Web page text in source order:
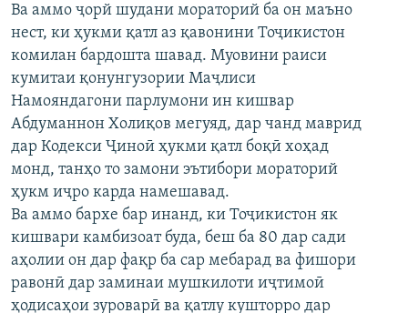
Ва аммо ҷорй шудани мораторий ба он маъно
нест, ки ҳукми қатл аз қавонини Тоҷикистон
комилан бардошта шавад. Муовини раиси
кумитаи қонунгузории Маҷлиси
Намояндагони парлумони ин кишвар
Абдуманнон Холиқов мегуяд, дар чанд маврид
дар Кодекси Ҷиноӣ ҳукми қатл боқӣ хоҳад
монд, танҳо то замони эътибори мораторий
ҳукм иҷро карда намешавад.
Ва аммо бархе бар инанд, ки Тоҷикистон як
кишвари камбизоат буда, беш ба 80 дар сади
аҳолии он дар фақр ба сар мебарад ва фишори
равонӣ дар заминаи мушкилоти иҷтимоӣ
ҳодисаҳои зуроварӣ ва қатлу кушторро дар